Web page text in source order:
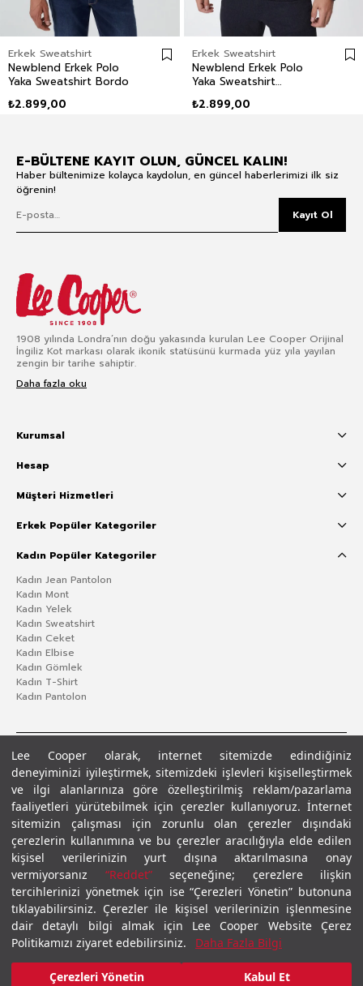
Lee Cooper olarak, internet sitemizde edindiğiniz
deneyiminizi iyileştirmek, sitemizdeki işlevleri kişiselleştirmek
ve ilgi alanlarınıza göre özelleştirilmiş reklam/pazarlama
faaliyetleri yürütebilmek için çerezler kullanıyoruz. İnternet
sitemizin çalışması için zorunlu olan çerezler dışındaki
çerezlerin kullanımına ve bu çerezler aracılığıyla elde edilen
kişisel verilerinizin yurt dışına aktarılmasına onay
vermiyorsanız “Reddet”seçeneğine; çerezlere ilişkin
tercihlerinizi yönetmek için ise “Çerezleri Yönetin” butonuna
tıklayabilirsiniz. Çerezler ile kişisel verilerinizin işlenmesine
dair detaylı bilgi almak için Lee Cooper Website Çerez
Politikamızı ziyaret edebilirsiniz.
Daha Fazla Bilgi
Çerezleri Yönetin Kabul Et
Erkek Sweatshirt
Newblend Erkek Polo
Yaka Sweatshirt Bordo
₺2.899,00
Erkek Sweatshirt
Newblend Erkek Polo
Yaka Sweatshirt
₺2.899,00
E-BÜLTENE KAYIT OLUN, GÜNCEL KALIN!
Haber bültenimize kolayca kaydolun, en güncel haberlerimizi ilk siz
öğrenin!
Kayıt Ol
1908 yılında Londra’nın doğu yakasında kurulan Lee Cooper Orijinal
İngiliz Kot markası olarak ikonik statüsünü kurmada yüz yıla yayılan
zengin bir tarihe sahiptir.
Daha fazla oku
Kurumsal
Hesap
Müşteri Hizmetleri
Erkek Popüler Kategoriler
Kadın Popüler Kategoriler
Kadın Jean Pantolon
Kadın Mont
Kadın Yelek
Kadın Sweatshirt
Kadın Ceket
Kadın Elbise
Kadın Gömlek
Kadın T-Shirt
Kadın Pantolon
Gizlilik PolitikasıÇerez Politikası KVKK Aydınlatma MetniŞartlar ve Koşullar
© 2026 Leecooper - Tüm Hakları Saklıdır.
₺999,00